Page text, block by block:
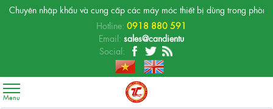
Chuyên nhập khẩu và cung cấp các máy móc thiết bị dùng trong
Hotline:0918 880 591
Email:sales@candientu
Social: